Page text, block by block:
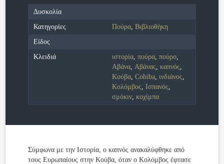
Δυσκολία
Κατηγορίες
Πούρα, Βιβλιοθήκη
Είδος
Κλειδιά
ιστορία, πούρα, πούρο,
Αβάνα, Aβάνας, καπνός,
Κούβα, Cohiba, ινδιάνος,
Κολόμβος, Ισπανός,
σμόκιν, κοχίμπα
Σύμφωνα με την Ιστορία, ο καπνός ανακαλύφθηκε από
τους Ευρωπαίους στην Κούβα, όταν ο Κολόμβος έφτασε